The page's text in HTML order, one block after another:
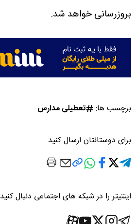
بروزرسانی خواهد شد.
برچسب ها: تعطیلی مدارس
برای دوستانتان ارسال کنید
اینتیتر را در شبکه های اجتماعی دنبال کنید